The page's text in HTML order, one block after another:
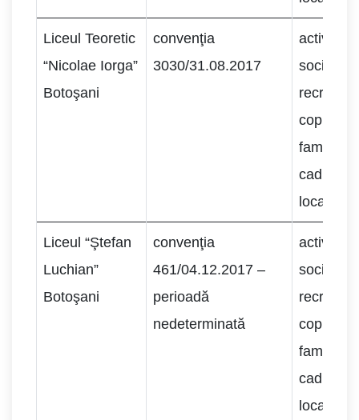
Liceul Teoretic
“Nicolae Iorga”
Botoşani
convenţia
3030/31.08.2017
activităţi
recreere
copii
familiilor
cadrul
locale.
Liceul “Ştefan
Luchian”
Botoşani
convenţia
461/04.12.2017 –
perioadă
nedeterminată
activităţi
recreere
copii
familiilor
cadrul
locale.